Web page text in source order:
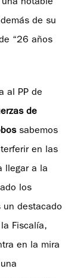
notable
de su
“26 años
al PP de
de
sabemos
en las
llegar a la
los
un destacado
Fiscalía,
en la mira